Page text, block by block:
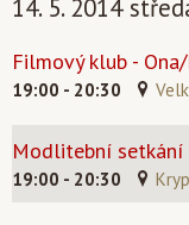
14. 5. 2014
Filmový klub -
19:00 - 20:30
Modlitební setkání
19:00 - 20:30